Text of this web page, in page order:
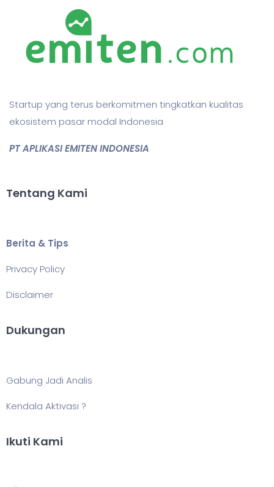
Startup yang terus berkomitmen tingkatkan kualitas
ekosistem pasar modal Indonesia
PT APLIKASI EMITEN INDONESIA
Tentang Kami
Berita & Tips
Privacy Policy
Disclaimer
Dukungan
Gabung Jadi Analis
Kendala Aktivasi ?
Ikuti Kami